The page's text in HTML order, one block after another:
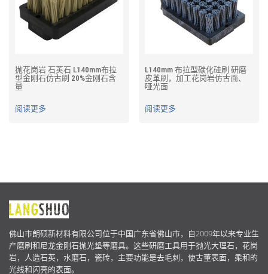
抛花岗岩 石英石 L140mm布拉
型金刚石仿古刷 20%金刚石含
量
阅读更多
L140mm 布拉型碳化硅刷 研磨
皮革刷，加工花岗岩仿古面、
哑光面
阅读更多
关
于
我
们
佛山市朗硕新材料有限公司位于中国广东省佛山市，自2009年以来专业生
产磨刷和尼龙金刚石抛光垫等磨具。这些研磨工具用于抛光大理石，花岗
岩，人造石英，水磨石，瓷砖，主要功能是去毛刺，使古董表面，柔和的
光线和闪亮的表面。